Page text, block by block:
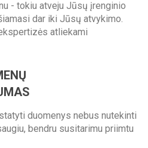
- tokiu atveju Jūsų įrenginio
dar iki Jūsų atvykimo.
atliekami
duomenys nebus nutekinti
bendru susitarimu priimtu